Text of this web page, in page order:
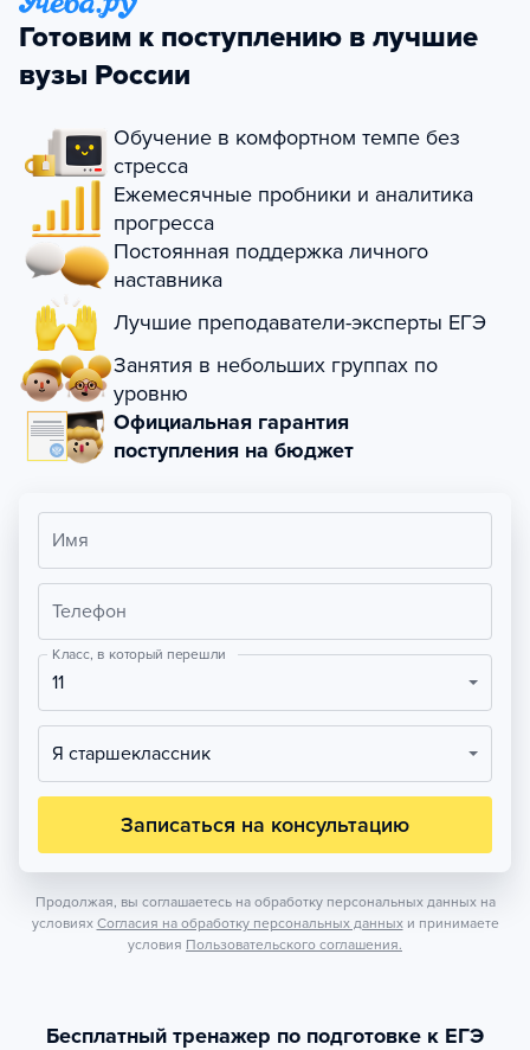
Готовим к поступлению в лучшие
вузы России
Обучение в комфортном темпе без
стресса
Ежемесячные пробники и аналитика
прогресса
Постоянная поддержка личного
наставника
Лучшие преподаватели-эксперты ЕГЭ
Занятия в небольших группах по
уровню
Официальная гарантия
поступления на бюджет
Имя
Телефон
Класс, в который перешли
11
Я старшеклассник
Записаться на консультацию
Продолжая, вы соглашаетесь на обработку персональных данных на
условиях Согласия на обработку персональных данных и принимаете
условия Пользовательского соглашения.
Бесплатный тренажер по подготовке к ЕГЭ